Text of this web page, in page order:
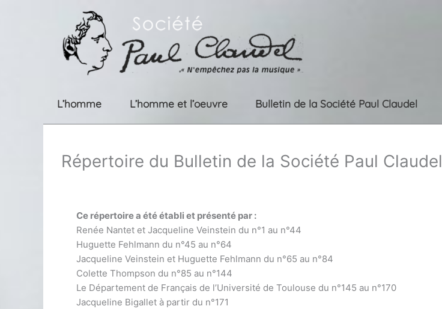
L’homme L’homme et l’oeuvre Bulletin de la Société Paul Claudel
Répertoire du Bulletin de la Société Paul Claudel
Ce répertoire a été établi et présenté par :
Renée Nantet et Jacqueline Veinstein du n°1 au n°44
Huguette Fehlmann du n°45 au n°64
Jacqueline Veinstein et Huguette Fehlmann du n°65 au n°84
Colette Thompson du n°85 au n°144
Le Département de Français de l’Université de Toulouse du n°145 au n°170
Jacqueline Bigallet à partir du n°171